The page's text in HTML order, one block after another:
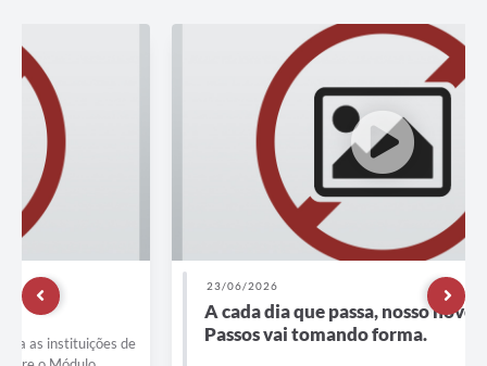
A cada dia que passa, nosso novo PSF Nova
Passos vai tomando forma.